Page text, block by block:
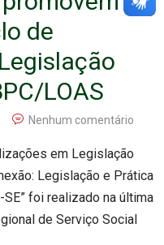
de
LOAS
Nenhum comentário
em Legislação
Legislação e Prática
foi realizado na última
de Serviço Social